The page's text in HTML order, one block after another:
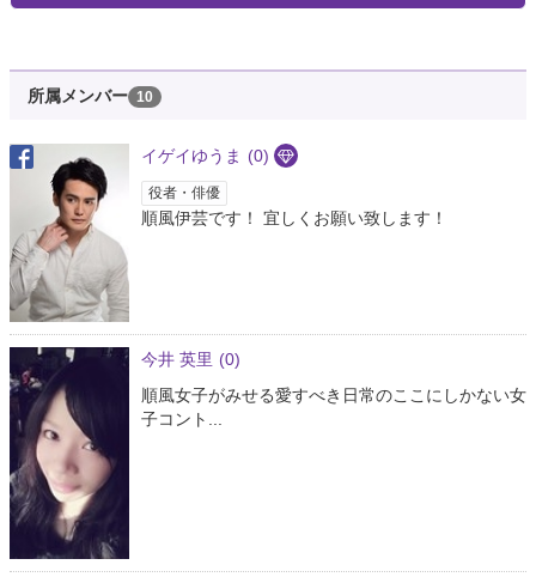
所属メンバー 10
イゲイゆうま (0)
役者・俳優
順風伊芸です！ 宜しくお願い致します！
今井 英里 (0)
順風女子がみせる愛すべき日常のここにしかない女
子コント...